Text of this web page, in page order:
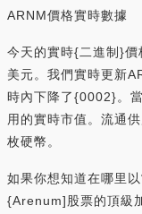
ARNM價格實時數據
今天的實時{二進制}
美元。我們實時更新
時內下降了{0002}。
用的實時市值。流通
枚硬幣。
如果你想知道在哪里
{Arenum]股票的頂級